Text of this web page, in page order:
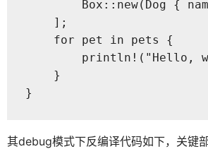
Box::new(Dog {
    ];
    for pet in pets {
println!("Hello,
    }
}
其debug模式下反编译代码如下，关键